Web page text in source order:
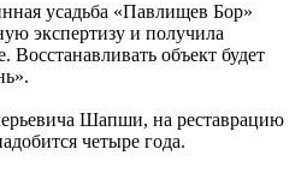
усадьба «Павлищев Бор»
экспертизу и получила
Восстанавливать объект будет
Шапши, на реставрацию
четыре года.